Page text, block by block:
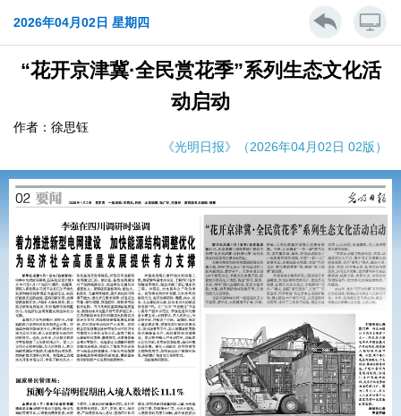
2026年04月02日 星期四
“花开京津冀·全民赏花季”系列生态文化活
动启动
作者：徐思钰
《光明日报》（2026年04月02日 02版）